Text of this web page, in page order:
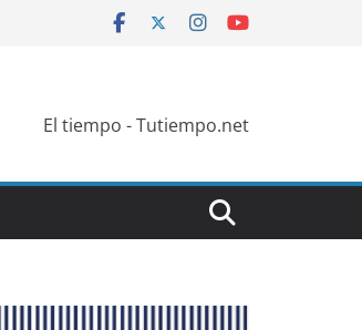
El tiempo - Tutiempo.net